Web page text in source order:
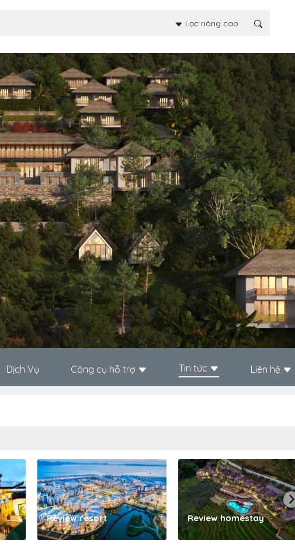
Lọc nâng cao
Dịch Vụ Công cụ hỗ trợ Tin tức Liên hệ
Review resort Review homestay